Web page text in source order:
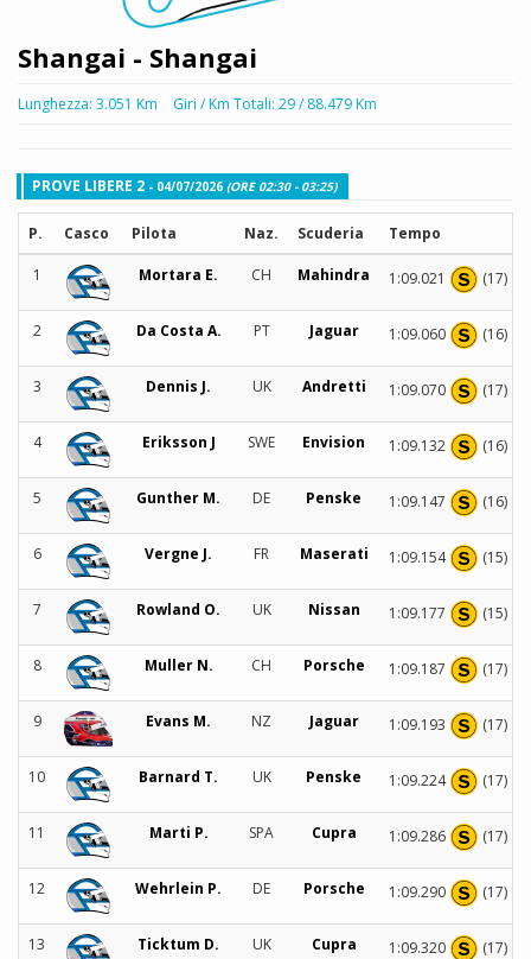
Shangai - Shangai
Lunghezza: 3.051 Km Giri / Km Totali: 29 / 88.479 Km
PROVE LIBERE 2 - 04/07/2026 (ORE 02:30 - 03:25)
P. Casco Pilota Naz. Scuderia Tempo
1 Mortara E. CH Mahindra 1:09.021 (17)
2 Da Costa A. PT Jaguar 1:09.060 (16)
3 Dennis J. UK Andretti 1:09.070 (17)
4 Eriksson J SWE Envision 1:09.132 (16)
5 Gunther M. DE Penske 1:09.147 (16)
6 Vergne J. FR Maserati 1:09.154 (15)
7 Rowland O. UK Nissan 1:09.177 (15)
8 Muller N. CH Porsche 1:09.187 (17)
9 Evans M. NZ Jaguar 1:09.193 (17)
10 Barnard T. UK Penske 1:09.224 (17)
11 Marti P. SPA Cupra 1:09.286 (17)
12 Wehrlein P. DE Porsche 1:09.290 (17)
13 Ticktum D. UK Cupra 1:09.320 (17)